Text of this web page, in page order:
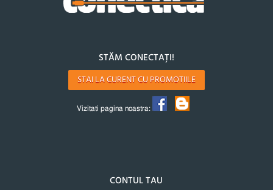
STĂM CONECTAȚI!
STAI LA CURENT CU PROMOTIILE
Vizitati pagina noastra:
CONTUL TAU